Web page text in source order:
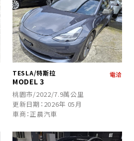
TESLA/特斯拉
MODEL 3
電洽
桃園市/2022/7.9萬公里
更新日期：2026年 05月
車商：正晨汽車